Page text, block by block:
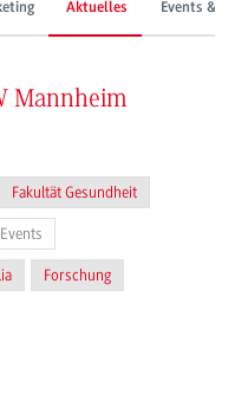
Aktuelles Events &
Mannheim
Fakultät Gesundheit
Events
Forschung